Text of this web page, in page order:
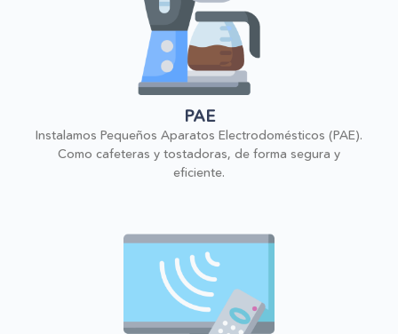
PAE
Instalamos Pequeños Aparatos Electrodomésticos (PAE).
Como cafeteras y tostadoras, de forma segura y
eficiente.